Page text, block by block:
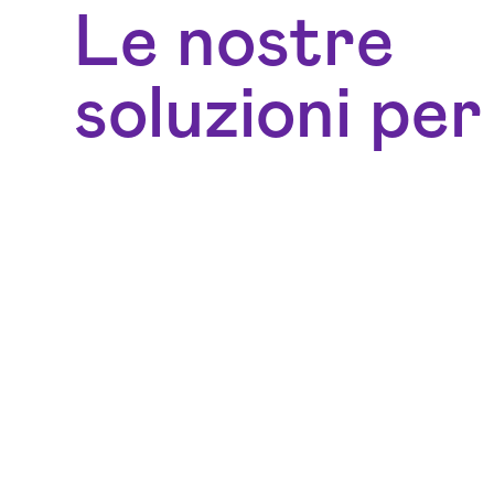
Le nostre
soluzioni